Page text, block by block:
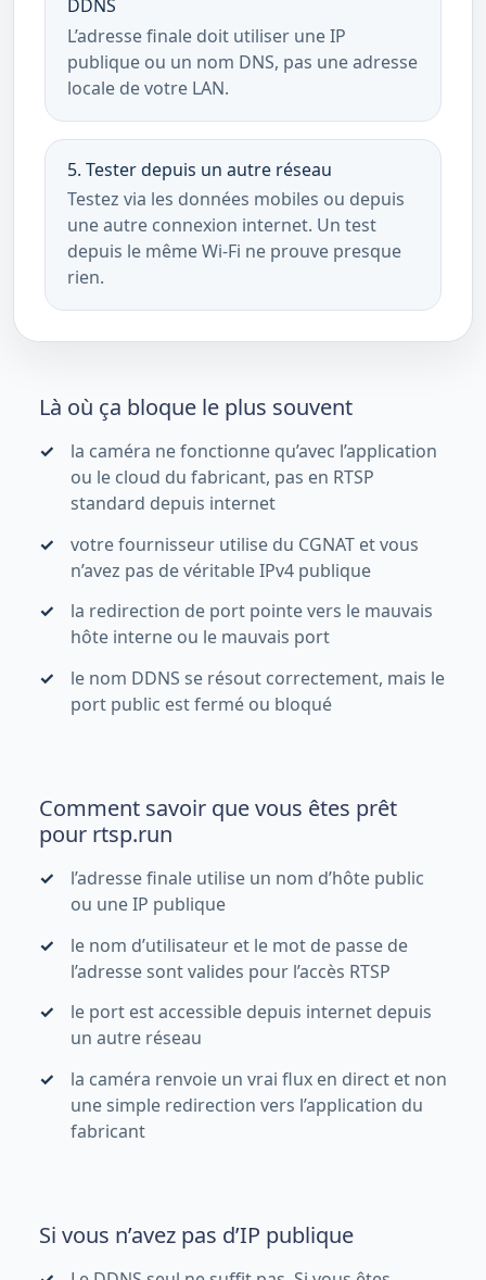
DDNS
L’adresse finale doit utiliser une IP
publique ou un nom DNS, pas une adresse
locale de votre LAN.
5. Tester depuis un autre réseau
Testez via les données mobiles ou depuis
une autre connexion internet. Un test
depuis le même Wi‑Fi ne prouve presque
rien.
Là où ça bloque le plus souvent
la caméra ne fonctionne qu’avec l’application
ou le cloud du fabricant, pas en RTSP
standard depuis internet
votre fournisseur utilise du CGNAT et vous
n’avez pas de véritable IPv4 publique
la redirection de port pointe vers le mauvais
hôte interne ou le mauvais port
le nom DDNS se résout correctement, mais le
port public est fermé ou bloqué
Comment savoir que vous êtes prêt
pour rtsp.run
l’adresse finale utilise un nom d’hôte public
ou une IP publique
le nom d’utilisateur et le mot de passe de
l’adresse sont valides pour l’accès RTSP
le port est accessible depuis internet depuis
un autre réseau
la caméra renvoie un vrai flux en direct et non
une simple redirection vers l’application du
fabricant
Si vous n’avez pas d’IP publique